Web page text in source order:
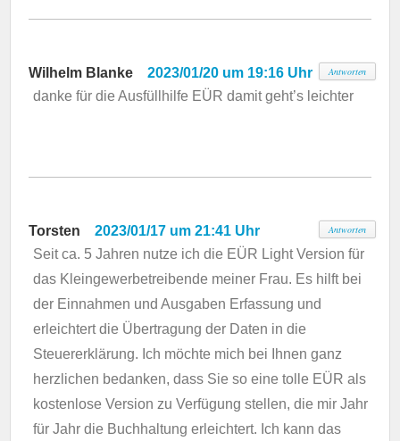
Wilhelm Blanke
2023/01/20 um 19:16 Uhr
danke für die Ausfüllhilfe EÜR damit geht’s leichter
Antworten
Torsten
2023/01/17 um 21:41 Uhr
Seit ca. 5 Jahren nutze ich die EÜR Light Version für
das Kleingewerbetreibende meiner Frau. Es hilft bei
der Einnahmen und Ausgaben Erfassung und
erleichtert die Übertragung der Daten in die
Steuererklärung. Ich möchte mich bei Ihnen ganz
herzlichen bedanken, dass Sie so eine tolle EÜR als
kostenlose Version zu Verfügung stellen, die mir Jahr
für Jahr die Buchhaltung erleichtert. Ich kann das
Antworten